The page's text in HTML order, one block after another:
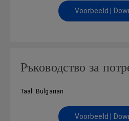
Voorbeeld |
Ръководство за
Taal: Bulgarian
Voorbeeld |